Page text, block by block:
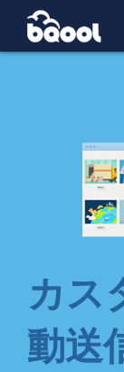
カス
動送